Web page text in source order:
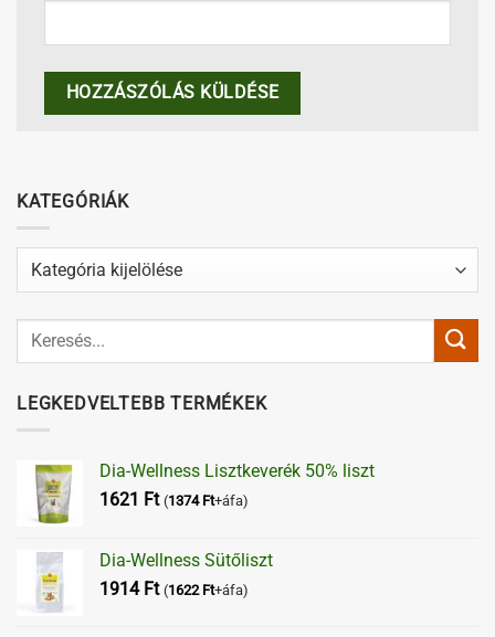
KATEGÓRIÁK
Kategóriák
LEGKEDVELTEBB TERMÉKEK
Dia-Wellness Lisztkeverék 50% liszt
1621 Ft (1374 Ft+áfa)
Dia-Wellness Sütőliszt
1914 Ft (1622 Ft+áfa)